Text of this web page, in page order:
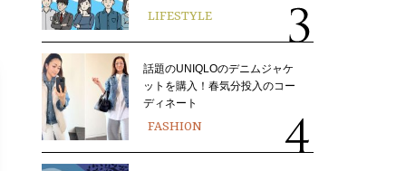
LIFESTYLE
話題のUNIQLOのデニムジャケ
ットを購入！春気分投入のコー
ディネート
FASHION